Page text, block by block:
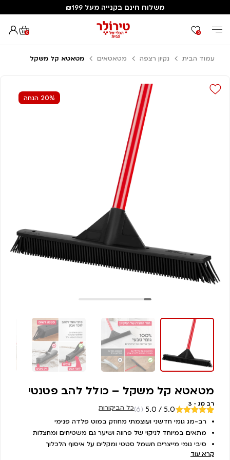
משלוח חינם בקנייה מעל ₪199
0 0
עמוד הבית נקיון רצפה מטאטאים מטאטא קל משקל
20% הנחה
מטאטא קל משקל – כולל להב פטנטי
רב מג - 3
מדורגים
5 מבוסס על
6
דירוגים של
5.0 / 5.0
(6)
כל הביקורות
רב-מג גומי חדשני ועוצמתי מחוזק במוט פלדה פנימי
מתאים במיוחד לניקוי של פרווה ושיער גם משטיחים ומחצלות
סיבי גומי מייצרים חשמל סטטי ומקלים על איסוף הלכלוך
קרא עוד